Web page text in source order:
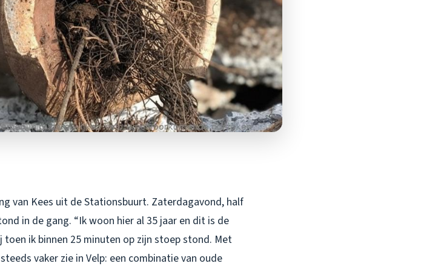
van Kees uit de Stationsbuurt. Zaterdagavond, half
in de gang. “Ik woon hier al 35 jaar en dit is de
ik binnen 25 minuten op zijn stoep stond. Met
vaker zie in Velp: een combinatie van oude